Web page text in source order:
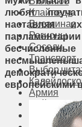
Клайпеда
Висагинас
Регионы
Соседи
Транспорт
Выбор
Армия
Сейм
Культура
любят
наставляя
европейскими